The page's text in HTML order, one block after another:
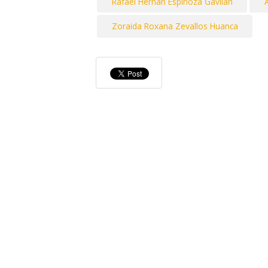
Zoraida Roxana Zevallos Huanca